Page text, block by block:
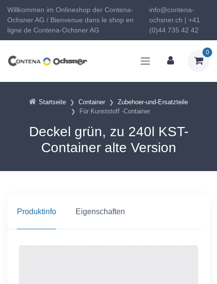
Willkommen im Onlineshop der Contena-
Ochsner AG / Bienvenue dans le shop en
ligne de Contena-Ochsner AG
info@contena-
ochsner.ch | +41
(0)44 735 42 42
0
Startseite Container
Zubehoer-und-Ersatzteile
Für Kunststoff -Container
Deckel grün, zu 240l KST-
Container alte Version
Produktinfo Eigenschaften